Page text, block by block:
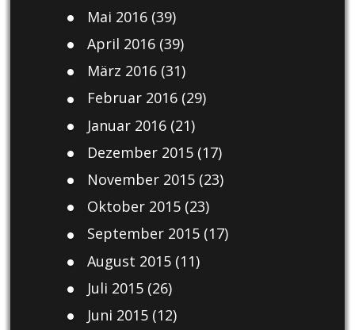
Mai 2016(39)
April 2016(39)
März 2016(31)
Februar 2016(29)
Januar 2016(21)
Dezember 2015(17)
November 2015(23)
Oktober 2015(23)
September 2015(17)
August 2015(11)
Juli 2015(26)
Juni 2015(12)